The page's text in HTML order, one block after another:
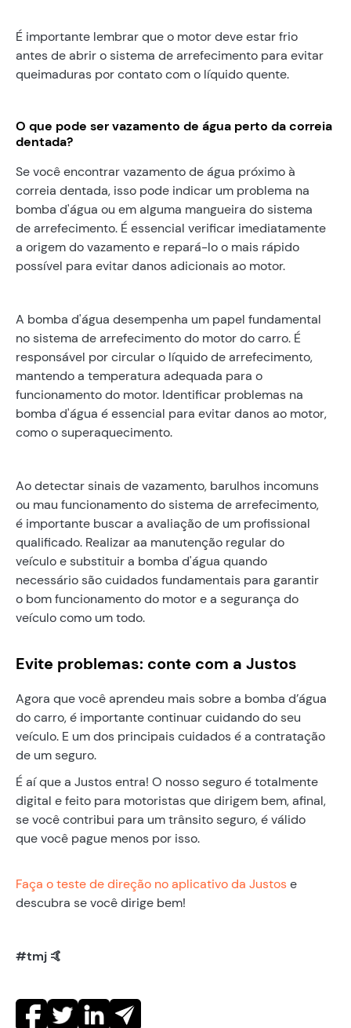
É importante lembrar que o motor deve estar frio
antes de abrir o sistema de arrefecimento para evitar
queimaduras por contato com o líquido quente.
O que pode ser vazamento de água perto da correia
dentada?
Se você encontrar vazamento de água próximo à
correia dentada, isso pode indicar um problema na
bomba d'água ou em alguma mangueira do sistema
de arrefecimento. É essencial verificar imediatamente
a origem do vazamento e repará-lo o mais rápido
possível para evitar danos adicionais ao motor.
A bomba d'água desempenha um papel fundamental
no sistema de arrefecimento do motor do carro. É
responsável por circular o líquido de arrefecimento,
mantendo a temperatura adequada para o
funcionamento do motor. Identificar problemas na
bomba d'água é essencial para evitar danos ao motor,
como o superaquecimento.
Ao detectar sinais de vazamento, barulhos incomuns
ou mau funcionamento do sistema de arrefecimento,
é importante buscar a avaliação de um profissional
qualificado. Realizar aa manutenção regular do
veículo e substituir a bomba d'água quando
necessário são cuidados fundamentais para garantir
o bom funcionamento do motor e a segurança do
veículo como um todo.
Evite problemas: conte com a Justos
Agora que você aprendeu mais sobre a bomba d’água
do carro, é importante continuar cuidando do seu
veículo. E um dos principais cuidados é a contratação
de um seguro.
É aí que a Justos entra! O nosso seguro é totalmente
digital e feito para motoristas que dirigem bem, afinal,
se você contribui para um trânsito seguro, é válido
que você pague menos por isso.
Faça o teste de direção no aplicativo da Justose
descubra se você dirige bem!
#tmj 🤙